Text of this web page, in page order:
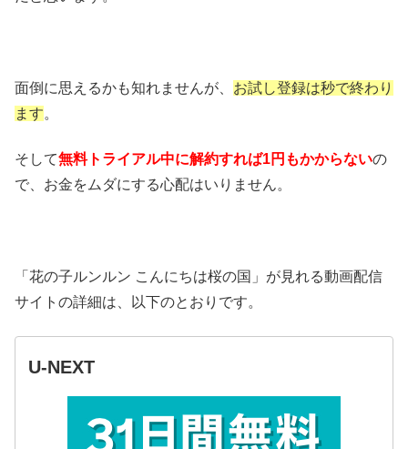
面倒に思えるかも知れませんが、 お試し登録は秒で終わり
ます。
そして無料トライアル中に解約すれば1円もかからないの
で、お金をムダにする心配はいりません。
「花の子ルンルン こんにちは桜の国」が見れる動画配信
サイトの詳細は、以下のとおりです。
U-NEXT